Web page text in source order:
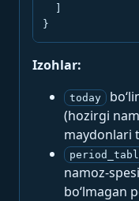
}
Izohlar:
today
(hozirgi
maydonlari
namoz-
bo‘lmagan